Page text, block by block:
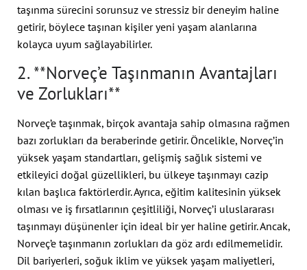
taşınma sürecini sorunsuz ve stressiz bir deneyim haline
getirir, böylece taşınan kişiler yeni yaşam alanlarına
kolayca uyum sağlayabilirler.
2. **Norveç’e Taşınmanın Avantajları
ve Zorlukları**
Norveç’e taşınmak, birçok avantaja sahip olmasına rağmen
bazı zorlukları da beraberinde getirir. Öncelikle, Norveç’in
yüksek yaşam standartları, gelişmiş sağlık sistemi ve
etkileyici doğal güzellikleri, bu ülkeye taşınmayı cazip
kılan başlıca faktörlerdir. Ayrıca, eğitim kalitesinin yüksek
olması ve iş fırsatlarının çeşitliliği, Norveç’i uluslararası
taşınmayı düşünenler için ideal bir yer haline getirir. Ancak,
Norveç’e taşınmanın zorlukları da göz ardı edilmemelidir.
Dil bariyerleri, soğuk iklim ve yüksek yaşam maliyetleri,